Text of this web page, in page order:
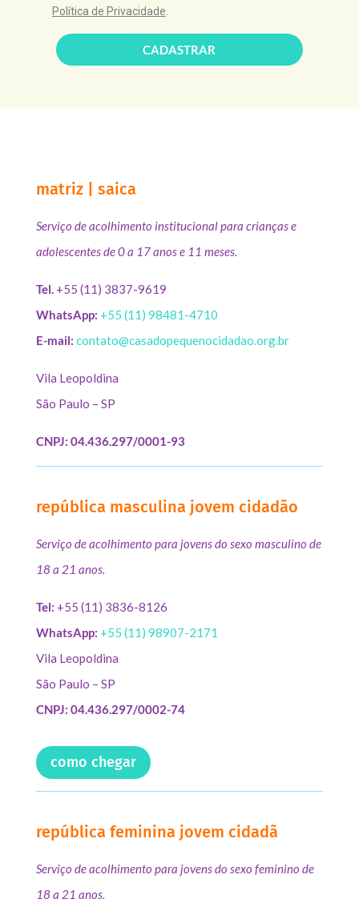
Política de Privacidade
CADASTRAR
matriz | saica
Serviço de acolhimento institucional para crianças e
adolescentes de 0 a 17 anos e 11 meses.
Tel.+55 (11) 3837-9619
WhatsApp: +55 (11) 98481-4710
E-mail: contato@casadopequenocidadao.org.br
Vila Leopoldina
São Paulo – SP
CNPJ: 04.436.297/0001-93
república masculina jovem cidadão
Serviço de acolhimento para jovens do sexo masculino de
18 a 21 anos.
Tel: +55 (11) 3836-8126
WhatsApp: +55 (11) 98907-2171
Vila Leopoldina
São Paulo – SP
CNPJ: 04.436.297/0002-74
como chegar
república feminina jovem cidadã
Serviço de acolhimento para jovens do sexo feminino de
18 a 21 anos.